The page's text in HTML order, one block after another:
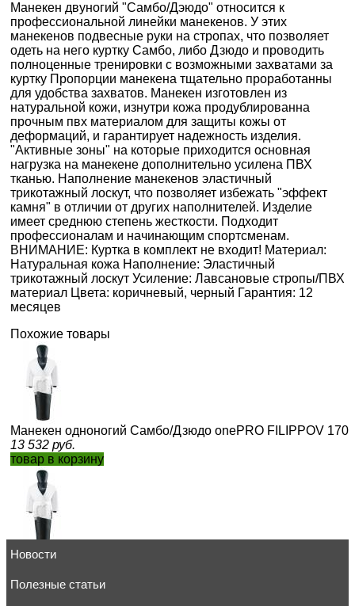
Манекен двуногий "Самбо/Дэюдо" относится к
профессиональной линейки манекенов. У этих
манекенов подвесные руки на стропах, что позволяет
одеть на него куртку Самбо, либо Дзюдо и проводить
полноценные тренировки с возможными захватами за
куртку Пропорции манекена тщательно проработанны
для удобства захватов. Манекен изготовлен из
натуральной кожи, изнутри кожа продублированна
прочным пвх материалом для защиты кожы от
деформаций, и гарантирует надежность изделия.
"Активные зоны" на которые приходится основная
нагрузка на манекене дополнительно усилена ПВХ
тканью. Наполнение манекенов эластичный
трикотажный лоскут, что позволяет избежать "эффект
камня" в отличии от других наполнителей. Изделие
имеет среднюю степень жесткости. Подходит
профессионалам и начинающим спортсменам.
ВНИМАНИЕ: Куртка в комплект не входит! Материал:
Натуральная кожа Наполнение: Эластичный
трикотажный лоскут Усиление: Лавсановые стропы/ПВХ
материал Цвета: коричневый, черный Гарантия: 12
месяцев
Похожие товары
Манекен одноногий Самбо/Дзюдо onePRO FILIPPOV
13 532 руб.
товар в корзину
Манекен одноногий Самбо/Дзюдо onePRO FILIPPOV
товар в корзину
Новости
Полезные статьи